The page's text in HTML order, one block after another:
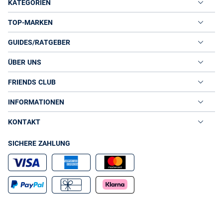
KATEGORIEN
TOP-MARKEN
GUIDES/RATGEBER
ÜBER UNS
FRIENDS CLUB
INFORMATIONEN
KONTAKT
SICHERE ZAHLUNG